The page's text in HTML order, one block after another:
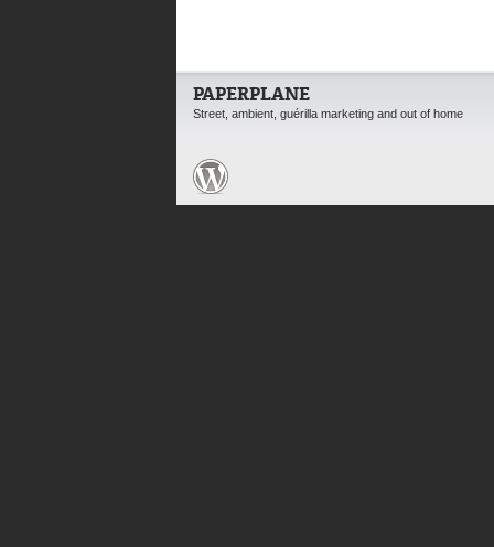
PAPERPLANE
Street, ambient, guérilla marketing and out of home